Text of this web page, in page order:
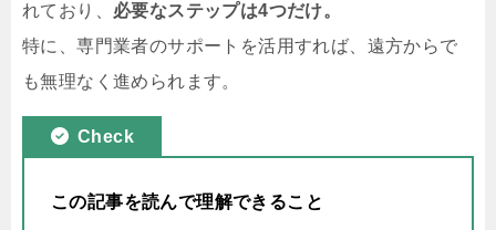
れており、 必要なステップは4つだけ。
特に、専門業者のサポートを活用すれば、遠方からで
も無理なく進められます。
Check
この記事を読んで理解できること